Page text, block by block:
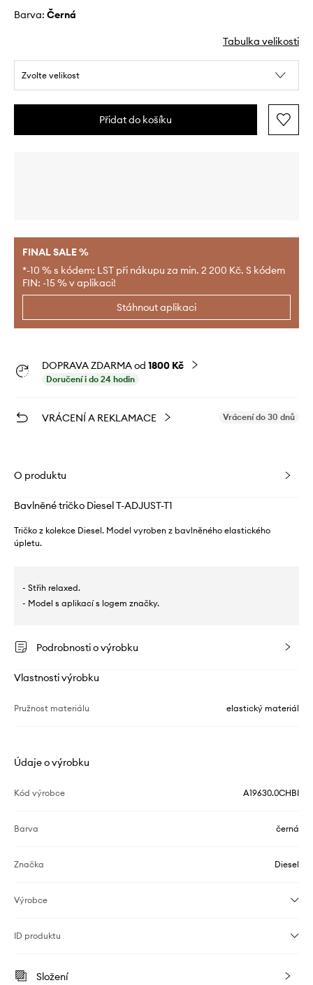
Barva: černá
Tabulka velikosti
Zvolte velikost
Přidat do košíku
FINAL SALE %
*-10 % s kódem: LST při nákupu za min. 2 200 Kč. S kódem
FIN: -15 % v aplikaci!
Stáhnout aplikaci
DOPRAVA ZDARMA od 1800 Kč
Doručení i do 24 hodin
VRÁCENÍ A REKLAMACE Vrácení do 30 dnů
O produktu
Bavlněné tričko Diesel T-ADJUST-T1
Tričko z kolekce Diesel. Model vyroben z bavlněného elastického
úpletu.
- Střih relaxed.
- Model s aplikací s logem značky.
Podrobnosti o výrobku
Vlastnosti výrobku
Pružnost materiálu elastický materiál
Údaje o výrobku
Kód výrobce A19630.0CHBI
Barva černá
Značka Diesel
Výrobce
ID produktu
Složení